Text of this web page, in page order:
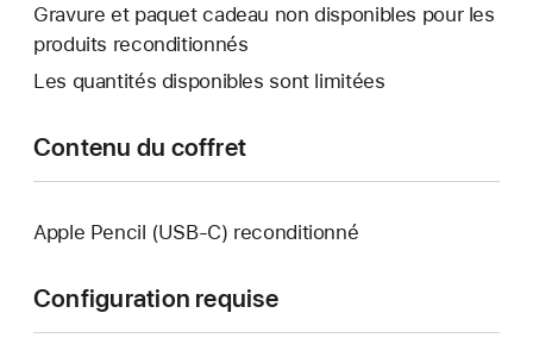
fenêtre
Gravure et paquet cadeau non disponibles pour les
produits reconditionnés
Les quantités disponibles sont limitées
Contenu du coffret
Apple Pencil (USB-C) reconditionné
Configuration requise